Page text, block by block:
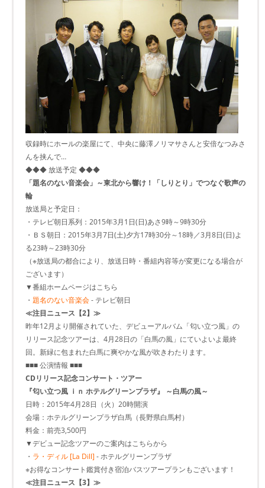
収録時にホールの楽屋にて、中央に藤澤ノリマサさんと安倍なつみさ
んを挟んで…
◆◆◆ 放送予定 ◆◆◆
「題名のない音楽会」～東北から響け！「しりとり」でつなぐ歌声の
輪
放送局と予定日：
・テレビ朝日系列：2015年3月1日(日)あさ9時～9時30分
・ＢＳ朝日：2015年3月7日(土)夕方17時30分～18時／3月8日(日)よ
る23時～23時30分
（※放送局の都合により、放送日時・番組内容等が変更になる場合が
ございます）
▼番組ホームページはこちら
・ 題名のない音楽会- テレビ朝日
≪注目ニュース【2】≫
昨年12月より開催されていた、デビューアルバム「匂い立つ風」の
リリース記念ツアーは、4月28日の「白馬の風」にていよいよ最終
回。新緑に包まれた白馬に爽やかな風が吹きわたります。
■■■ 公演情報 ■■■
CDリリース記念コンサート・ツアー
『匂い立つ風 ｉｎ ホテルグリーンプラザ』 ～白馬の風～
日時：2015年4月28日（火）20時開演
会場：ホテルグリーンプラザ白馬（長野県白馬村）
料金：前売3,500円
▼デビュー記念ツアーのご案内はこちらから
・ ラ・ディル [La Dill] - ホテルグリーンプラザ
※お得なコンサート鑑賞付き宿泊バスツアープランもございます！
≪注目ニュース【3】≫